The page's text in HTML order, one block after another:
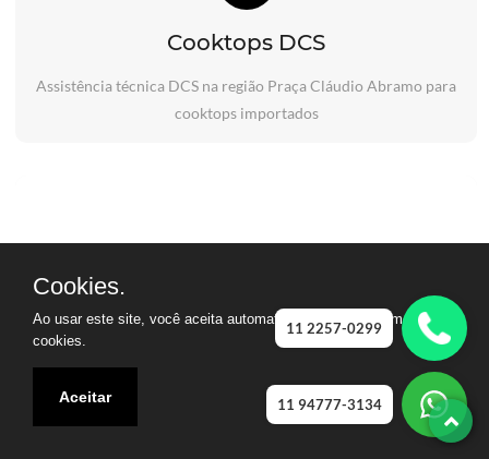
Cooktops DCS
Assistência técnica DCS na região Praça Cláudio Abramo para
cooktops importados
11 2257-0299
11 94777-3134
Cookies.
Ao usar este site, você aceita automaticamente que usamos
cookies.
Aceitar